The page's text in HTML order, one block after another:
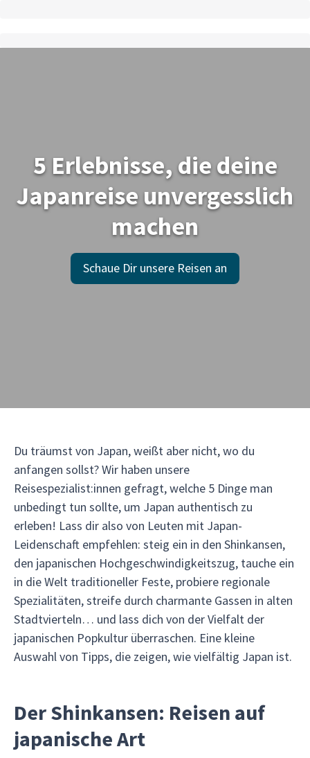
5 Erlebnisse, die deine
Japanreise unvergesslich
machen
Schaue Dir unsere Reisen an
Du träumst von Japan, weißt aber nicht, wo du
anfangen sollst? Wir haben unsere
Reisespezialist:innen gefragt, welche 5 Dinge man
unbedingt tun sollte, um Japan authentisch zu
erleben! Lass dir also von Leuten mit Japan-
Leidenschaft empfehlen: steig ein in den Shinkansen,
den japanischen Hochgeschwindigkeitszug, tauche ein
in die Welt traditioneller Feste, probiere regionale
Spezialitäten, streife durch charmante Gassen in alten
Stadtvierteln… und lass dich von der Vielfalt der
japanischen Popkultur überraschen. Eine kleine
Auswahl von Tipps, die zeigen, wie vielfältig Japan ist.
Der Shinkansen: Reisen auf
japanische Art